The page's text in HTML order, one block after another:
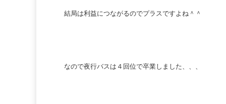
結局は利益につながるのでプラスですよね＾＾
なので夜行バスは４回位で卒業しました、、、